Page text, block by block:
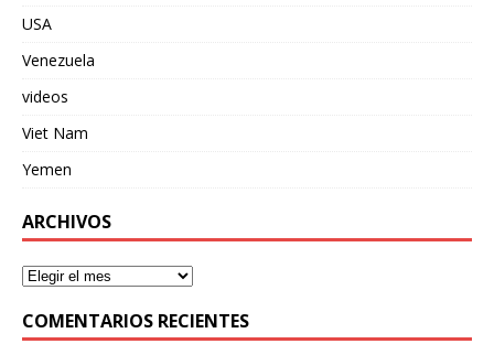
USA
Venezuela
videos
Viet Nam
Yemen
ARCHIVOS
COMENTARIOS RECIENTES